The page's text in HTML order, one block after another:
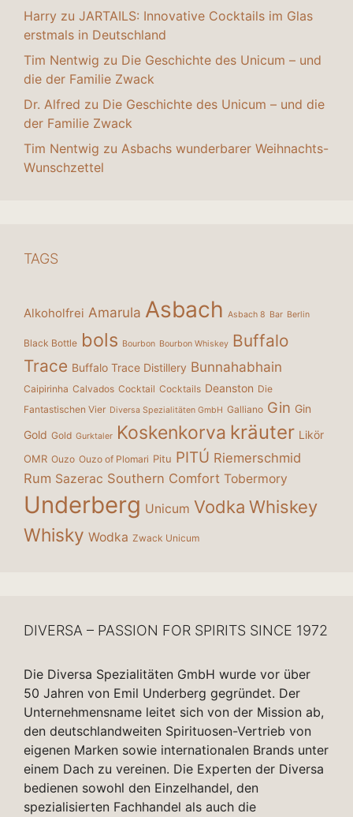
Harry zu JARTAILS: Innovative Cocktails im Glas
erstmals in Deutschland
Tim Nentwig zu Die Geschichte des Unicum – und
die der Familie Zwack
Dr. Alfred zu Die Geschichte des Unicum – und die
der Familie Zwack
Tim Nentwig zu Asbachs wunderbarer Weihnachts-
Wunschzettel
TAGS
Alkoholfrei Amarula Asbach Asbach 8 Bar Berlin
Black Bottle bols Bourbon Bourbon Whiskey Buffalo
Trace Buffalo Trace Distillery Bunnahabhain
Caipirinha Calvados Cocktail Cocktails Deanston Die
Fantastischen Vier Diversa Spezialitäten GmbH Galliano Gin Gin
Gold Gold Gurktaler Koskenkorva kräuter Likör
OMR Ouzo Ouzo of Plomari Pitu PITÚ Riemerschmid
Rum Sazerac Southern Comfort Tobermory
Underberg Unicum Vodka Whiskey
Whisky Wodka Zwack Unicum
DIVERSA – PASSION FOR SPIRITS SINCE 1972
Die Diversa Spezialitäten GmbH wurde vor über
50 Jahren von Emil Underberg gegründet. Der
Unternehmensname leitet sich von der Mission ab,
den deutschlandweiten Spirituosen-Vertrieb von
eigenen Marken sowie internationalen Brands unter
einem Dach zu vereinen. Die Experten der Diversa
bedienen sowohl den Einzelhandel, den
spezialisierten Fachhandel als auch die